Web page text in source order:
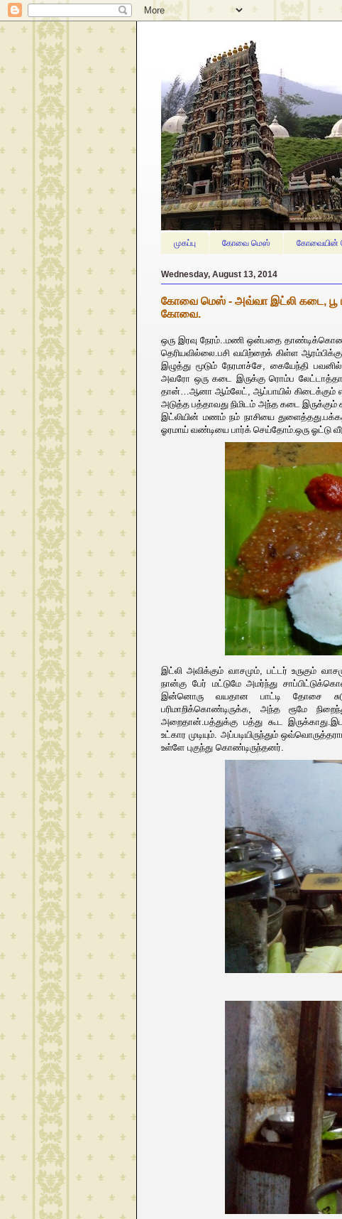
முகப்பு கோவை மெஸ் கோவையின்
Wednesday, August 13, 2014
கோவை மெஸ் - அவ்வா இட்லி கடை, பூ
கோவை.
ஒரு இரவு நேரம்..மணி ஒன்பதை
தெரியவில்லை.பசி வயிற்றைக் கிள்ள
இழுத்து மூடும் நேரமாச்சே, கையேந்தி
அவரோ ஒரு கடை இருக்கு ரொம்ப
தான்…ஆனா ஆம்லேட், ஆப்பாயில் கிடைக்கும்
அடுத்த பத்தாவது நிமிடம் அந்த கடை
இட்லியின் மணம் நம் நாசியை
ஓரமாய் வண்டியை பார்க் செய்தோம்.ஒரு ஓட்டு
இட்லி அவிக்கும் வாசமும், பட்டர் உருகும்
நான்கு பேர் மட்டுமே அமர்ந்து
இன்னொரு வயதான பாட்டி தோசை
பரிமாறிக்கொண்டிருக்க, அந்த ரூமே
அறைதான்.பத்துக்கு பத்து கூட
உட்கார முடியும். அப்படியிருந்தும்
உள்ளே புகுந்து கொண்டிருந்தனர்.